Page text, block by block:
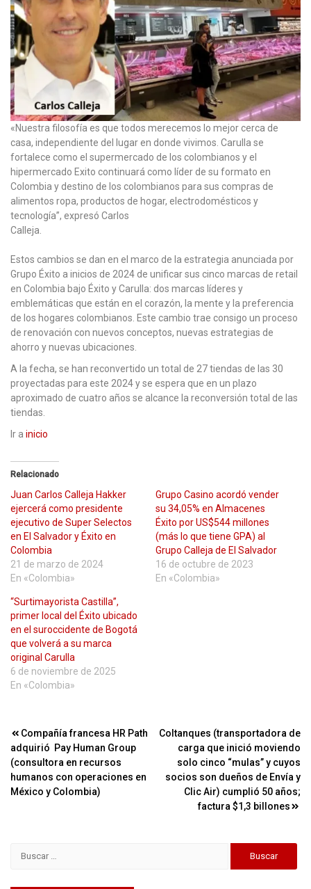
«Nuestra filosofía es que todos merecemos lo mejor cerca de
casa, independiente del lugar en donde vivimos. Carulla se
fortalece como el supermercado de los colombianos y el
hipermercado Exito continuará como líder de su formato en
Colombia y destino de los colombianos para sus compras de
alimentos ropa, productos de hogar, electrodomésticos y
tecnología”, expresó Carlos
Calleja.
Estos cambios se dan en el marco de la estrategia anunciada por
Grupo Éxito a inicios de 2024 de unificar sus cinco marcas de retail
en Colombia bajo Éxito y Carulla: dos marcas líderes y
emblemáticas que están en el corazón, la mente y la preferencia
de los hogares colombianos. Este cambio trae consigo un proceso
de renovación con nuevos conceptos, nuevas estrategias de
ahorro y nuevas ubicaciones.
A la fecha, se han reconvertido un total de 27 tiendas de las 30
proyectadas para este 2024 y se espera que en un plazo
aproximado de cuatro años se alcance la reconversión total de las
tiendas.
Ir a inicio
Relacionado
Juan Carlos Calleja Hakker
ejercerá como presidente
ejecutivo de Super Selectos
en El Salvador y Éxito en
Colombia
21 de marzo de 2024
En «Colombia»
Grupo Casino acordó vender
su 34,05% en Almacenes
Éxito por US$544 millones
(más lo que tiene GPA) al
Grupo Calleja de El Salvador
16 de octubre de 2023
En «Colombia»
“Surtimayorista Castilla”,
primer local del Éxito ubicado
en el suroccidente de Bogotá
que volverá a su marca
original Carulla
6 de noviembre de 2025
En «Colombia»
Navegación
de
entradas
Compañía francesa HR Path
adquirió Pay Human Group
(consultora en recursos
humanos con operaciones en
México y Colombia)
Coltanques (transportadora de
carga que inició moviendo
solo cinco “mulas” y cuyos
socios son dueños de Envía y
Clic Air) cumplió 50 años;
factura $1,3 billones